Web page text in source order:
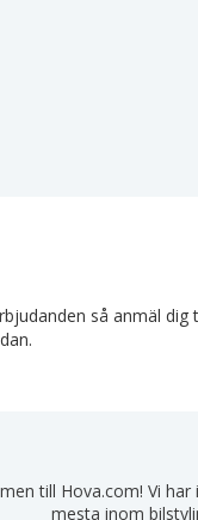
så anmäl dig
till Hova.com! Vi
mesta inom